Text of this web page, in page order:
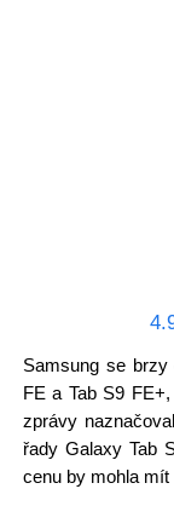
Samsung se
FE a Tab S9
zprávy
řady Galaxy Tab
cenu by mohla mít